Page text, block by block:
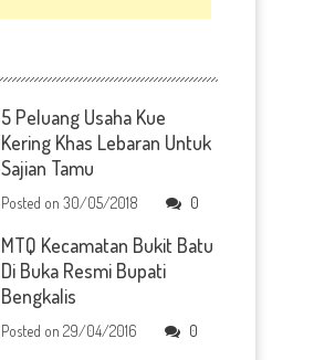
5 Peluang Usaha Kue
Kering Khas Lebaran Untuk
Sajian Tamu
Posted on30/05/2018 0
MTQ Kecamatan Bukit Batu
Di Buka Resmi Bupati
Bengkalis
Posted on29/04/2016 0